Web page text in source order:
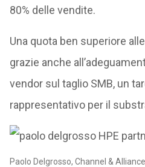
80% delle vendite.
Una quota ben superiore
grazie anche
vendor sul taglio SMB, un
rappresentativo per il
Paolo Delgrosso, Channel &